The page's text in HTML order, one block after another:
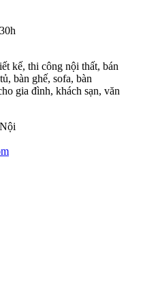
kế, thi công nội thất, bán
bàn ghế, sofa, bàn
gia đình, khách sạn, văn